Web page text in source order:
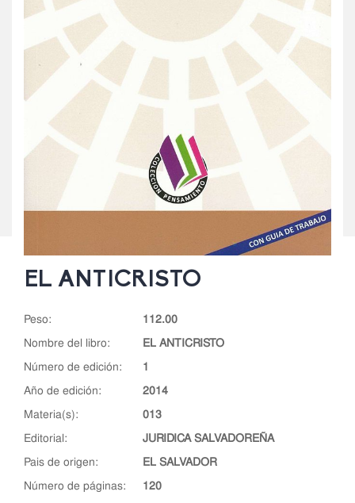
EL ANTICRISTO
peso:
112.00
nombre del libro:
EL ANTICRISTO
número de edición:
1
año de edición:
2014
materia(s):
013
editorial:
JURIDICA SALVADOREÑA
pais de origen:
EL SALVADOR
número de páginas:
120